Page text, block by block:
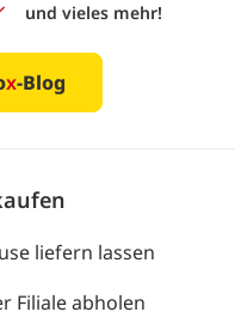
und vieles mehr!
x-Blog
liefern lassen
Filiale abholen